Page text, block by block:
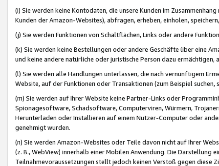
(i) Sie werden keine Kontodaten, die unsere Kunden im
Kunden der Amazon-Websites), abfragen, erheben, einholen,
(j) Sie werden Funktionen von Schaltflächen, Links oder andere
(k) Sie werden keine Bestellungen oder andere Geschäfte über eine
und keine andere natürliche oder juristische Person dazu
(l) Sie werden alle Handlungen unterlassen, die nach vernünftigem
Website, auf der Funktionen oder Transaktionen (zum Beispiel
(m) Sie werden auf Ihrer Website keine Partner-Links oder
Spionagesoftware, Schadsoftware, Computerviren, Würmern,
Herunterladen oder Installieren auf einem Nutzer-Computer oder
genehmigt wurden.
(n) Sie werden Amazon-Websites oder Teile davon nicht auf Ihrer
(z. B., WebView) innerhalb einer Mobilen Anwendung. Die Darstellung
Teilnahmevoraussetzungen stellt jedoch keinen Verstoß gegen diese